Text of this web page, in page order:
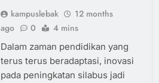
kampuslebak
12 months
ago
0 4 mins
Dalam zaman pendidikan yang
terus terus beradaptasi, inovasi
pada peningkatan silabus jadi